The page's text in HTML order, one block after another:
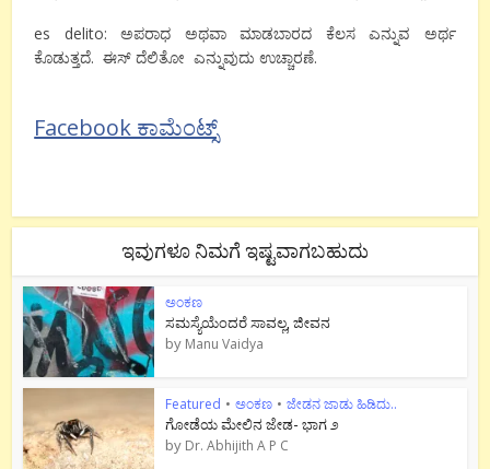
es delito: ಅಪರಾಧ ಅಥವಾ ಮಾಡಬಾರದ ಕೆಲಸ ಎನ್ನುವ ಅರ್ಥ
ಕೊಡುತ್ತದೆ. ಈಸ್ ದೆಲಿತೋ ಎನ್ನುವುದು ಉಚ್ಚಾರಣೆ.
Facebook ಕಾಮೆಂಟ್ಸ್
ಇವುಗಳೂ ನಿಮಗೆ ಇಷ್ಟವಾಗಬಹುದು
ಅಂಕಣ
ಸಮಸ್ಯೆಯೆಂದರೆ ಸಾವಲ್ಲ, ಜೀವನ
by Manu Vaidya
Featured • ಅಂಕಣ • ಜೇಡನ ಜಾಡು ಹಿಡಿದು..
ಗೋಡೆಯ ಮೇಲಿನ ಜೇಡ- ಭಾಗ ೨
by Dr. Abhijith A P C